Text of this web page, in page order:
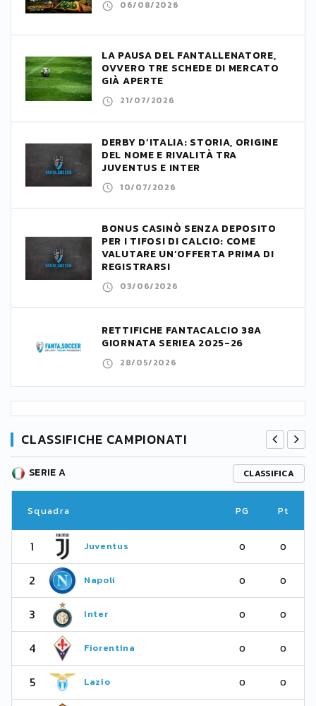
06/08/2026
LA PAUSA DEL FANTALLENATORE,
OVVERO TRE SCHEDE DI MERCATO
GIÀ APERTE
21/07/2026
DERBY D’ITALIA: STORIA, ORIGINE
DEL NOME E RIVALITÀ TRA
JUVENTUS E INTER
10/07/2026
BONUS CASINÒ SENZA DEPOSITO
PER I TIFOSI DI CALCIO: COME
VALUTARE UN’OFFERTA PRIMA DI
REGISTRARSI
03/06/2026
RETTIFICHE FANTACALCIO 38A
GIORNATA SERIEA 2025-26
28/05/2026
CLASSIFICHE CAMPIONATI
SERIE A CLASSIFICA
Squadra PG Pt
1 Juventus 0 0
2 Napoli 0 0
3 Inter 0 0
4 Fiorentina 0 0
5 Lazio 0 0